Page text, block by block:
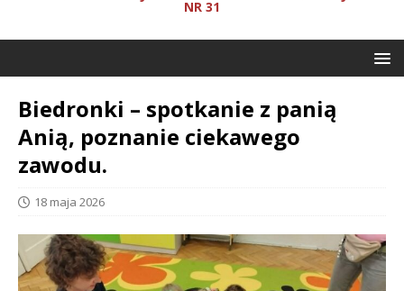
NR 31
Biedronki – spotkanie z panią
Anią, poznanie ciekawego
zawodu.
18 maja 2026